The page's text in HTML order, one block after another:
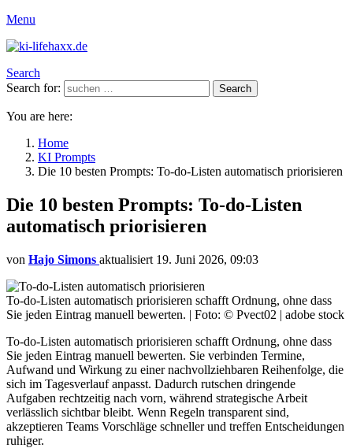
Menu
Search
Search for:
Search
You are here:
Home
KI Prompts
Die 10 besten Prompts: To-do-Listen automatisch priorisieren
Die 10 besten Prompts: To-do-Listen
automatisch priorisieren
von Hajo Simons aktualisiert 19. Juni 2026, 09:03
To-do-Listen automatisch priorisieren schafft Ordnung, ohne dass
Sie jeden Eintrag manuell bewerten. | Foto: © Pvect02 | adobe stock
To-do-Listen automatisch priorisieren schafft Ordnung, ohne dass
Sie jeden Eintrag manuell bewerten. Sie verbinden Termine,
Aufwand und Wirkung zu einer nachvollziehbaren Reihenfolge, die
sich im Tagesverlauf anpasst. Dadurch rutschen dringende
Aufgaben rechtzeitig nach vorn, während strategische Arbeit
verlässlich sichtbar bleibt. Wenn Regeln transparent sind,
akzeptieren Teams Vorschläge schneller und treffen Entscheidungen
ruhiger.